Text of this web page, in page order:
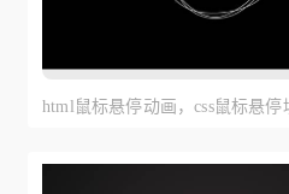
html鼠标悬停动画，css鼠标悬停